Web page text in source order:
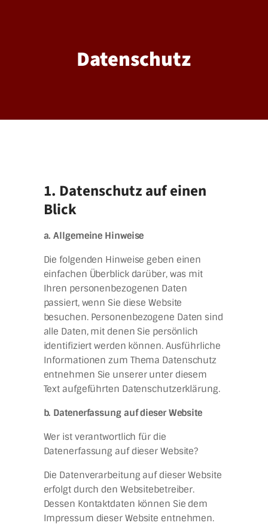
Datenschutz
1. Datenschutz auf einen
Blick
a. Allgemeine Hinweise
Die folgenden Hinweise geben einen
einfachen Überblick darüber, was mit
Ihren personenbezogenen Daten
passiert, wenn Sie diese Website
besuchen. Personenbezogene Daten sind
alle Daten, mit denen Sie persönlich
identifiziert werden können. Ausführliche
Informationen zum Thema Datenschutz
entnehmen Sie unserer unter diesem
Text aufgeführten Datenschutzerklärung.
b. Datenerfassung auf dieser Website
Wer ist verantwortlich für die
Datenerfassung auf dieser Website?
Die Datenverarbeitung auf dieser Website
erfolgt durch den Websitebetreiber.
Dessen Kontaktdaten können Sie dem
Impressum dieser Website entnehmen.